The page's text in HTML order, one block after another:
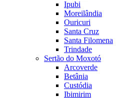
Ipubi
Moreilândia
Ouricuri
Santa Cruz
Santa Filomena
Trindade
Sertão do Moxotó
Arcoverde
Betânia
Custódia
Ibimirim